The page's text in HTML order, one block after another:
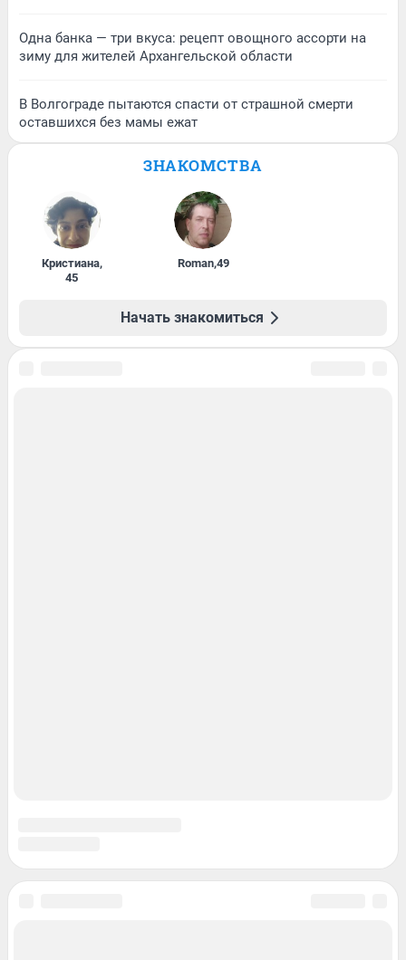
Одна банка — три вкуса: рецепт овощного ассорти на
зиму для жителей Архангельской области
В Волгограде пытаются спасти от страшной смерти
оставшихся без мамы ежат
ЗНАКОМСТВА
Кристиана,
45
Roman,49
Начать знакомиться